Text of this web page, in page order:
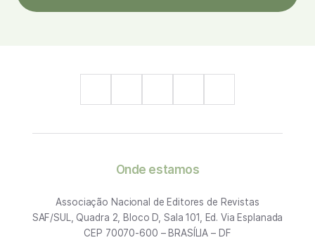
Onde estamos
Associação Nacional de Editores de Revistas
SAF/SUL, Quadra 2, Bloco D, Sala 101, Ed. Via Esplanada
CEP 70070-600 – BRASÍLIA – DF